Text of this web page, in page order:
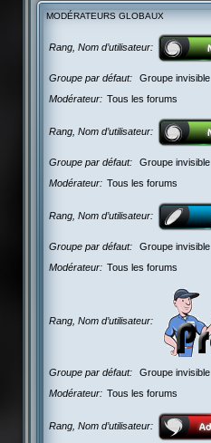
MODÉRATEURS GLOBAUX
Rang, Nom d’utilisateur
Groupe par défaut
Groupe invisible
Modérateur
Tous les forums
Rang, Nom d’utilisateur
Groupe par défaut
Groupe invisible
Modérateur
Tous les forums
Rang, Nom d’utilisateur
Groupe par défaut
Groupe invisible
Modérateur
Tous les forums
Rang, Nom d’utilisateur
Groupe par défaut
Groupe invisible
Modérateur
Tous les forums
Rang, Nom d’utilisateur